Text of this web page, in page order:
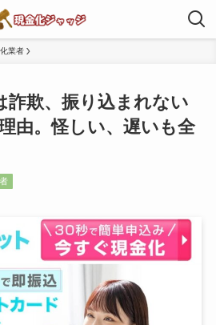
業者
詐欺、振り込まれない
由。怪しい、遅いも全